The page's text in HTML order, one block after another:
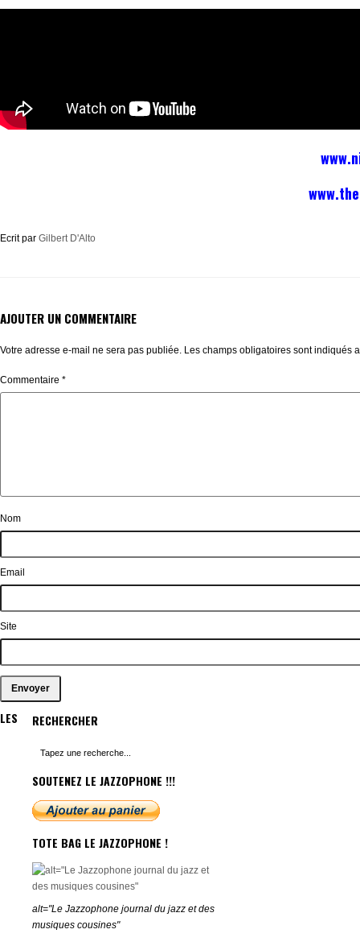
Ecrit par Gilbert D'Alto
AJOUTER UN COMMENTAIRE
Votre adresse e-mail ne sera pas publiée. Les champs obligatoires sont indiqués
Commentaire *
Nom
Email
Site
RECHERCHER
SOUTENEZ LE JAZZOPHONE !!!
TOTE BAG LE JAZZOPHONE !
alt="Le Jazzophone journal du jazz et des
musiques cousines"
LES